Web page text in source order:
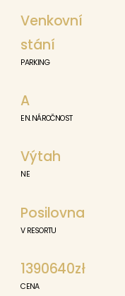
Venkovní
stání
PARKING
A
EN. NÁROČNOST
Výtah
NE
Posilovna
V RESORTU
1390640zł
CENA